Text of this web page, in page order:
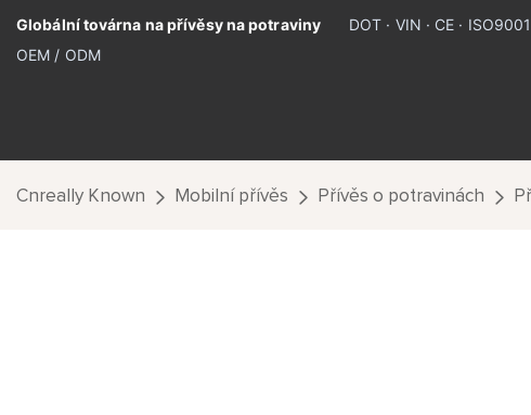
Globální továrna na přívěsy na potraviny DOT · VIN · CE · ISO9001
OEM / ODM
Cnreally Known Mobilní přívěs Přívěs o potravinách